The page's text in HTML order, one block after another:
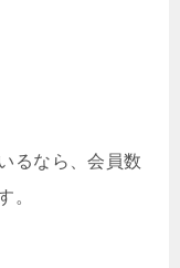
るなら、会員数
。